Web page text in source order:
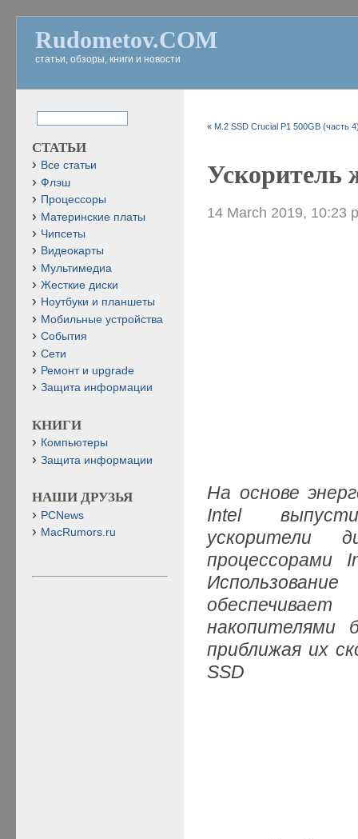
Rudometov.COM
статьи, обзоры, книги и новости
« M.2 SSD Crucial P1 500GB (часть
Ускоритель
14 March 2019, 10:23
На основе
Intel
ускорители
процессорами
накопителями
приближая их
SSD
СТАТЬИ
Все статьи
Флэш
Процессоры
Материнские платы
Чипсеты
Видеокарты
Мультимедиа
Жесткие диски
Ноутбуки и планшеты
Мобильные устройства
События
Сети
Ремонт и upgrade
Защита информации
КНИГИ
Компьютеры
Защита информации
НАШИ ДРУЗЬЯ
PCNews
MacRumors.ru